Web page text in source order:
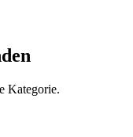
Kategorie.